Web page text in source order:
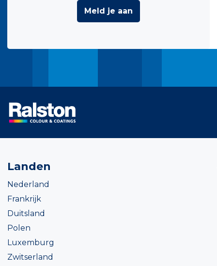
Meld je aan
Landen
Nederland
Frankrijk
Duitsland
Polen
Luxemburg
Zwitserland